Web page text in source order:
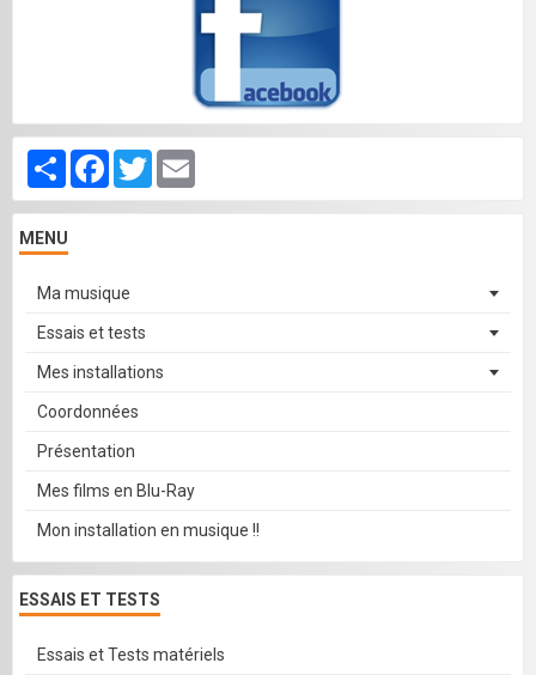
PartagerFacebook
Twitter
MENU
Ma musique
Essais et tests
Mes installations
Coordonnées
Présentation
Mes films en Blu-Ray
Mon installation en musique !!
ESSAIS ET TESTS
Essais et Tests matériels